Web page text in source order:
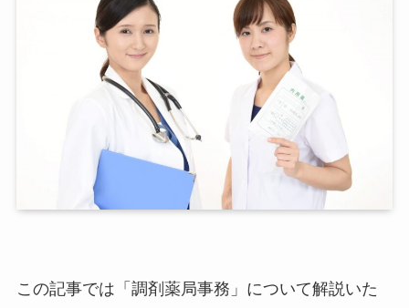
この記事では「調剤薬局事務」について解説いた